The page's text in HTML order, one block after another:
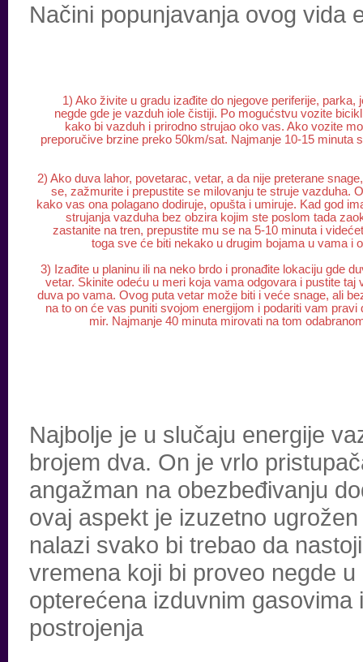
Načini popunjavanja ovog vida
1) Ako živite u gradu izađite do njegove periferije, parka,
negde gde je vazduh iole čistiji. Po mogućstvu vozite
kako bi vazduh i prirodno strujao oko vas. Ako vozite
preporučive brzine preko 50km/sat. Najmanje 10-15 minuta
2) Ako duva lahor, povetarac, vetar, a da nije preterane
se, zažmurite i prepustite se milovanju te struje vazduha.
kako vas ona polagano dodiruje, opušta i umiruje. Kad god
strujanja vazduha bez obzira kojim ste poslom tada
zastanite na tren, prepustite mu se na 5-10 minuta i
toga sve će biti nekako u drugim bojama u vama i
3) Izađite u planinu ili na neko brdo i pronađite lokaciju gde
vetar. Skinite odeću u meri koja vama odgovara i pustite taj
duva po vama. Ovog puta vetar može biti i veće snage, ali
na to on će vas puniti svojom energijom i podariti vam pravi
mir. Najmanje 40 minuta mirovati na tom
Najbolje je u slučaju energije
brojem dva. On je vrlo
angažman na obezbeđivanju
ovaj aspekt je izuzetno
nalazi svako bi trebao da
vremena koji bi proveo negde
opterećena izduvnim
postrojenja